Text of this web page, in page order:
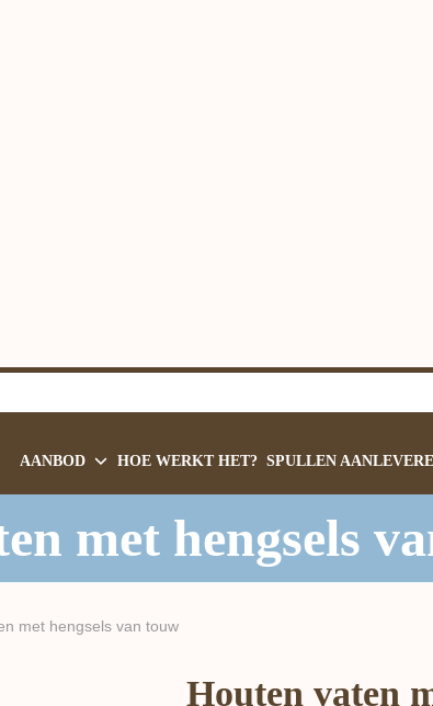
AANBOD HOE WERKT HET? SPULLEN
met hengsels
met hengsels van touw
Houten vaten